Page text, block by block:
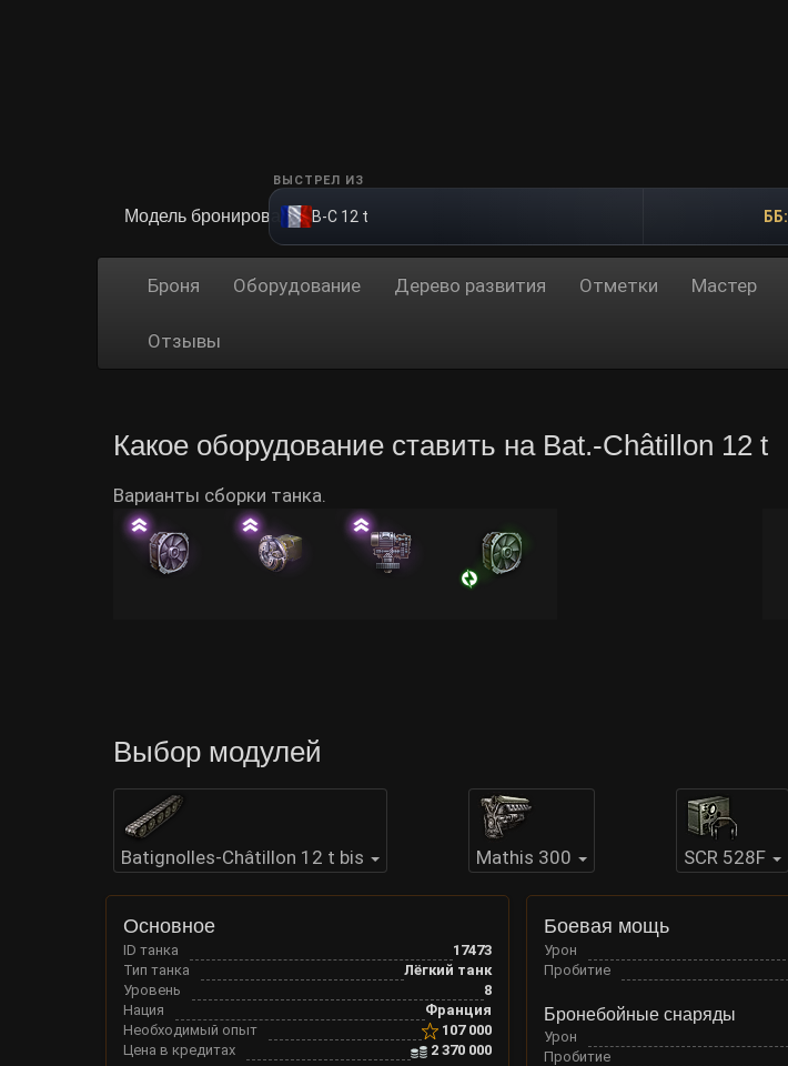
Модель бронирования
ВЫСТРЕЛ ИЗ
B-C 12 t ББ:
Броня Оборудование Дерево развития Отметки Мастер
Отзывы
Какое оборудование ставить на Bat.-Châtillon 12 t
Варианты сборки танка.
Выбор модулей
Batignolles-Châtillon 12 t bis Mathis 300 SCR 528F
Основное
ID танка
17473
Тип танка
Лёгкий танк
Уровень
8
Нация
Франция
Необходимый опыт
107 000
Цена в кредитах
2 370 000
Боевая мощь
Урон
Пробитие
Бронебойные снаряды
Урон
Пробитие